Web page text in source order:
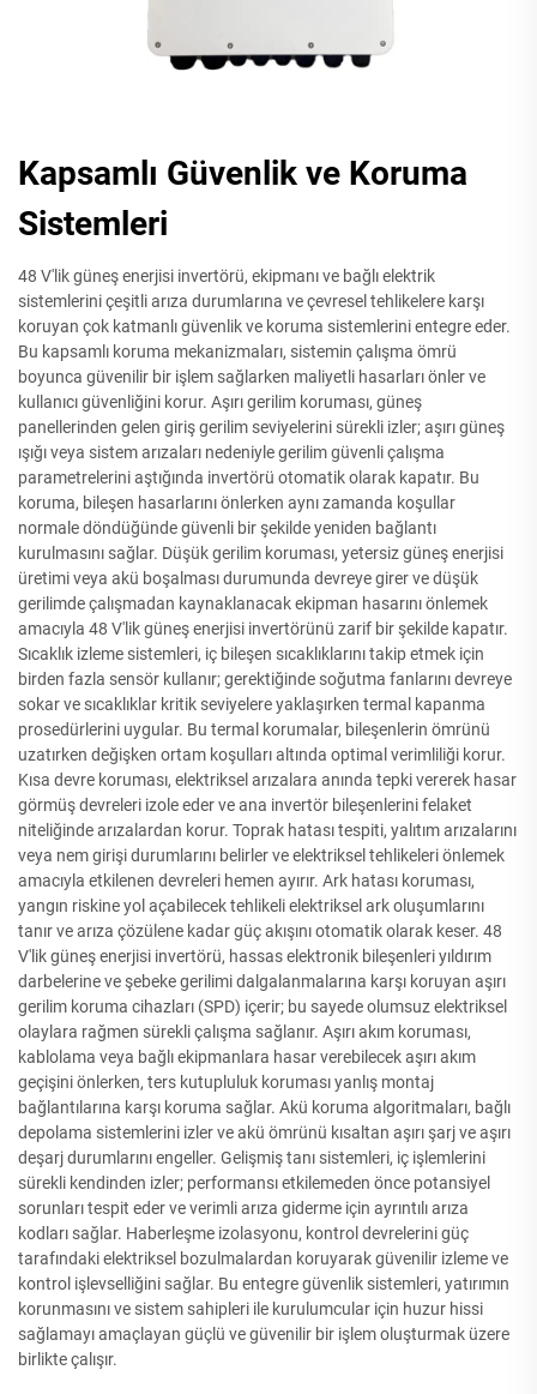
Kapsamlı Güvenlik ve Koruma
Sistemleri
48 V'lik güneş enerjisi invertörü, ekipmanı ve bağlı elektrik
sistemlerini çeşitli arıza durumlarına ve çevresel tehlikelere karşı
koruyan çok katmanlı güvenlik ve koruma sistemlerini entegre eder.
Bu kapsamlı koruma mekanizmaları, sistemin çalışma ömrü
boyunca güvenilir bir işlem sağlarken maliyetli hasarları önler ve
kullanıcı güvenliğini korur. Aşırı gerilim koruması, güneş
panellerinden gelen giriş gerilim seviyelerini sürekli izler; aşırı güneş
ışığı veya sistem arızaları nedeniyle gerilim güvenli çalışma
parametrelerini aştığında invertörü otomatik olarak kapatır. Bu
koruma, bileşen hasarlarını önlerken aynı zamanda koşullar
normale döndüğünde güvenli bir şekilde yeniden bağlantı
kurulmasını sağlar. Düşük gerilim koruması, yetersiz güneş enerjisi
üretimi veya akü boşalması durumunda devreye girer ve düşük
gerilimde çalışmadan kaynaklanacak ekipman hasarını önlemek
amacıyla 48 V'lik güneş enerjisi invertörünü zarif bir şekilde kapatır.
Sıcaklık izleme sistemleri, iç bileşen sıcaklıklarını takip etmek için
birden fazla sensör kullanır; gerektiğinde soğutma fanlarını devreye
sokar ve sıcaklıklar kritik seviyelere yaklaşırken termal kapanma
prosedürlerini uygular. Bu termal korumalar, bileşenlerin ömrünü
uzatırken değişken ortam koşulları altında optimal verimliliği korur.
Kısa devre koruması, elektriksel arızalara anında tepki vererek hasar
görmüş devreleri izole eder ve ana invertör bileşenlerini felaket
niteliğinde arızalardan korur. Toprak hatası tespiti, yalıtım arızalarını
veya nem girişi durumlarını belirler ve elektriksel tehlikeleri önlemek
amacıyla etkilenen devreleri hemen ayırır. Ark hatası koruması,
yangın riskine yol açabilecek tehlikeli elektriksel ark oluşumlarını
tanır ve arıza çözülene kadar güç akışını otomatik olarak keser. 48
V'lik güneş enerjisi invertörü, hassas elektronik bileşenleri yıldırım
darbelerine ve şebeke gerilimi dalgalanmalarına karşı koruyan aşırı
gerilim koruma cihazları (SPD) içerir; bu sayede olumsuz elektriksel
olaylara rağmen sürekli çalışma sağlanır. Aşırı akım koruması,
kablolama veya bağlı ekipmanlara hasar verebilecek aşırı akım
geçişini önlerken, ters kutupluluk koruması yanlış montaj
bağlantılarına karşı koruma sağlar. Akü koruma algoritmaları, bağlı
depolama sistemlerini izler ve akü ömrünü kısaltan aşırı şarj ve aşırı
deşarj durumlarını engeller. Gelişmiş tanı sistemleri, iç işlemlerini
sürekli kendinden izler; performansı etkilemeden önce potansiyel
sorunları tespit eder ve verimli arıza giderme için ayrıntılı arıza
kodları sağlar. Haberleşme izolasyonu, kontrol devrelerini güç
tarafındaki elektriksel bozulmalardan koruyarak güvenilir izleme ve
kontrol işlevselliğini sağlar. Bu entegre güvenlik sistemleri, yatırımın
korunmasını ve sistem sahipleri ile kurulumcular için huzur hissi
sağlamayı amaçlayan güçlü ve güvenilir bir işlem oluşturmak üzere
birlikte çalışır.